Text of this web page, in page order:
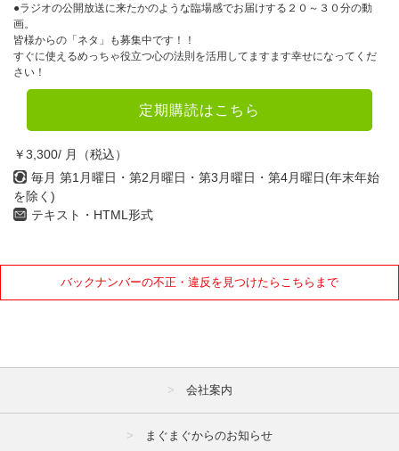
●ラジオの公開放送に来たかのような臨場感でお届けする２０～３０分の動
画。
皆様からの「ネタ」も募集中です！！
すぐに使えるめっちゃ役立つ心の法則を活用してますます幸せになってくだ
さい！
定期購読はこちら
￥3,300/ 月（税込）
毎月 第1月曜日・第2月曜日・第3月曜日・第4月曜日(年末年始
を除く)
テキスト・HTML形式
バックナンバーの不正・違反を見つけたらこちらまで
会社案内
まぐまぐからのお知らせ